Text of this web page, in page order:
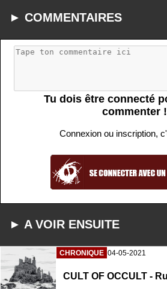
► COMMENTAIRES
Tu dois être connecté
commenter !
Connexion ou inscription,
► A VOIR ENSUITE
CHRONIQUE 04-05-2021
CULT OF OCCULT -